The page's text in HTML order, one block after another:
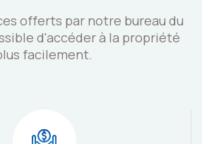
offerts par notre bureau du
d'accéder à la propriété
facilement.